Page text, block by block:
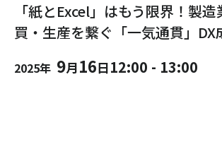
「紙とExcel」はもう限界！製
買・生産を繋ぐ「一気通貫」DX
2025年 9月16日12:00 - 13:00